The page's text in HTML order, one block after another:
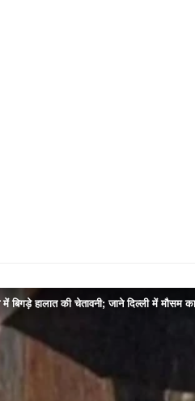
बिगड़े हालात की चेतावनी; जाने दिल्ली में मौसम